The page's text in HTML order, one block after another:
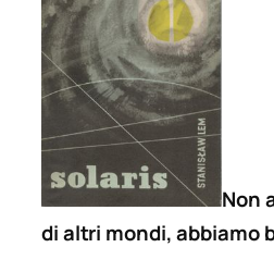
Non
di altri mondi, abbiamo